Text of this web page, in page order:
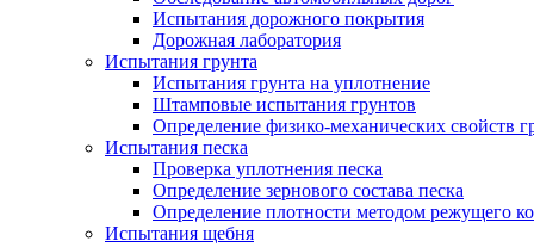
Испытания дорожного покрытия
Дорожная лаборатория
Испытания грунта
Испытания грунта на уплотнение
Штамповые испытания грунтов
Определение физико-механических свойств
Испытания песка
Проверка уплотнения песка
Определение зернового состава песка
Определение плотности методом режущего
Испытания щебня